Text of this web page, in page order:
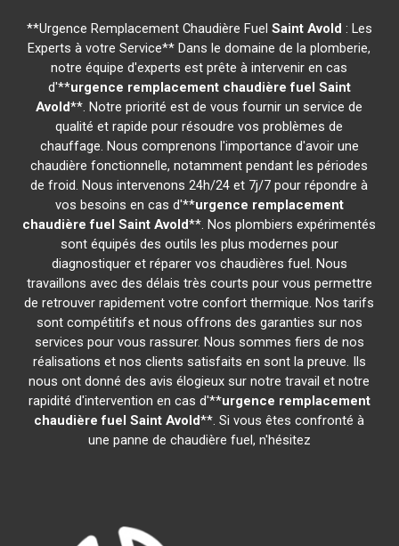
**Urgence Remplacement Chaudière Fuel Saint Avold : Les
Experts à votre Service** Dans le domaine de la plomberie,
notre équipe d'experts est prête à intervenir en cas
d'**urgence remplacement chaudière fuel Saint
Avold**. Notre priorité est de vous fournir un service de
qualité et rapide pour résoudre vos problèmes de
chauffage. Nous comprenons l'importance d'avoir une
chaudière fonctionnelle, notamment pendant les périodes
de froid. Nous intervenons 24h/24 et 7j/7 pour répondre à
vos besoins en cas d'**urgence remplacement
chaudière fuel Saint Avold**. Nos plombiers expérimentés
sont équipés des outils les plus modernes pour
diagnostiquer et réparer vos chaudières fuel. Nous
travaillons avec des délais très courts pour vous permettre
de retrouver rapidement votre confort thermique. Nos tarifs
sont compétitifs et nous offrons des garanties sur nos
services pour vous rassurer. Nous sommes fiers de nos
réalisations et nos clients satisfaits en sont la preuve. Ils
nous ont donné des avis élogieux sur notre travail et notre
rapidité d'intervention en cas d'**urgence remplacement
chaudière fuel Saint Avold**. Si vous êtes confronté à
une panne de chaudière fuel, n'hésitez